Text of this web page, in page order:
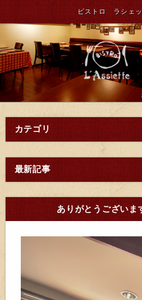
ビストロ ラシェッ
カテゴリ
最新記事
ありがとうございま